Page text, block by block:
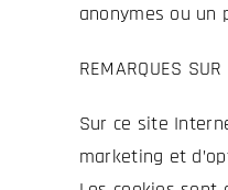
anonymes ou un
REMARQUES
Sur ce site
marketing et